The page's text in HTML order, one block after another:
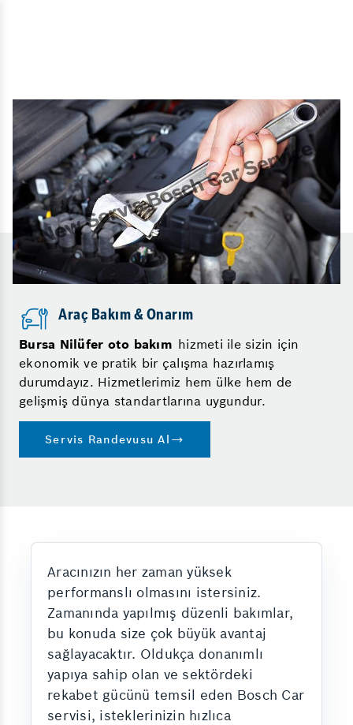
Araç Bakım & Onarım
Bursa Nilüfer oto bakım hizmeti ile sizin için
ekonomik ve pratik bir çalışma hazırlamış
durumdayız. Hizmetlerimiz hem ülke hem de
gelişmiş dünya standartlarına uygundur.
Servis Randevusu Al
Aracınızın her zaman yüksek
performanslı olmasını istersiniz.
Zamanında yapılmış düzenli bakımlar,
bu konuda size çok büyük avantaj
sağlayacaktır. Oldukça donanımlı
yapıya sahip olan ve sektördeki
rekabet gücünü temsil eden Bosch Car
servisi, isteklerinizin hızlıca